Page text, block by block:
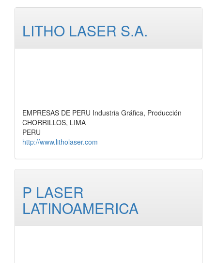
LITHO LASER S.A.
EMPRESAS DE PERU Industria Gráfica, Producción
CHORRILLOS, LIMA
PERU
http://www.litholaser.com
P LASER
LATINOAMERICA